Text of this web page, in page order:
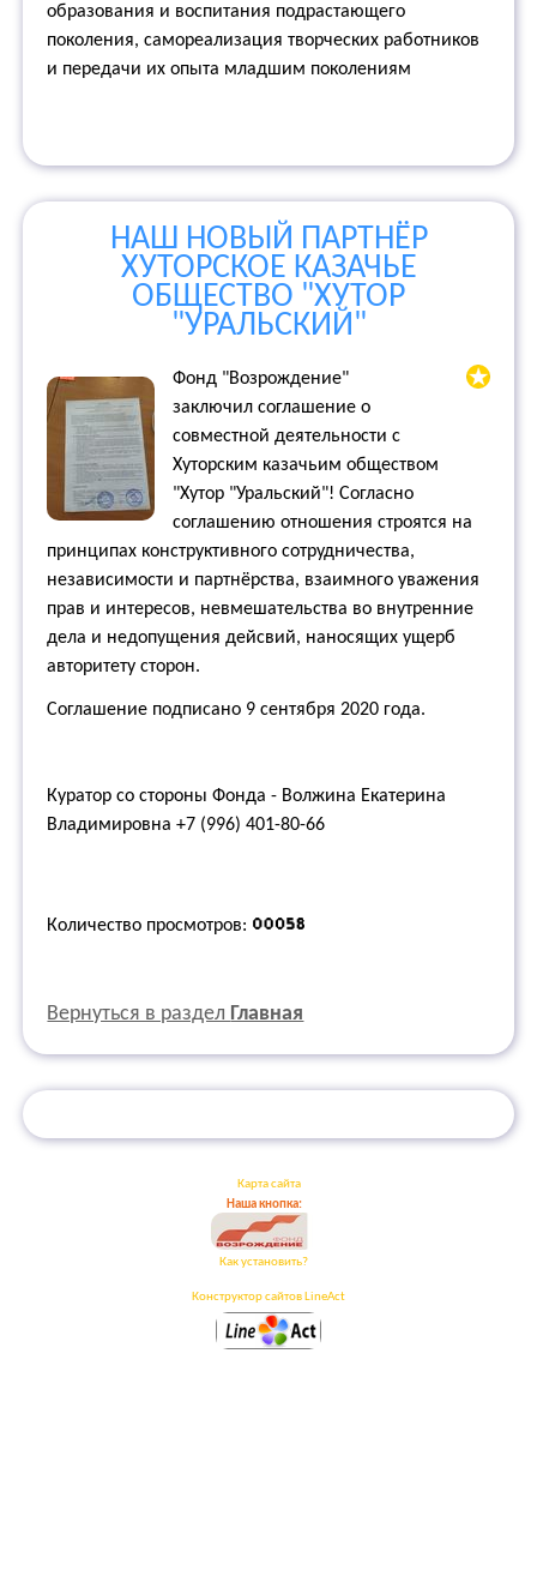
образования и воспитания подрастающего
поколения, самореализация творческих работников
и передачи их опыта младшим поколениям
НАШ НОВЫЙ ПАРТНЁР
ХУТОРСКОЕ КАЗАЧЬЕ
ОБЩЕСТВО "ХУТОР
"УРАЛЬСКИЙ"
Фонд "Возрождение"
заключил соглашение о
совместной деятельности с
Хуторским казачьим обществом
"Хутор "Уральский"! Согласно
соглашению отношения строятся на
принципах конструктивного сотрудничества,
независимости и партнёрства, взаимного уважения
прав и интересов, невмешательства во внутренние
дела и недопущения дейсвий, наносящих ущерб
авторитету сторон.
Соглашение подписано 9 сентября 2020 года.
Куратор со стороны Фонда - Волжина Екатерина
Владимировна +7 (996) 401-80-66
Количество просмотров:
Вернуться в раздел Главная
Карта сайта
Наша кнопка:
Как установить?
Конструктор сайтов LineAct